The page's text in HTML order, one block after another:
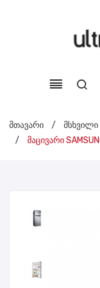
No
მთავარი /
/
მაცივარი